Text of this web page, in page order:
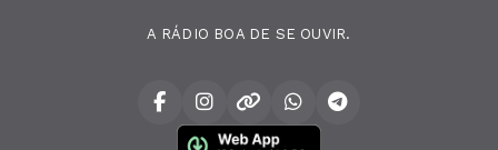
A RÁDIO BOA DE SE OUVIR.